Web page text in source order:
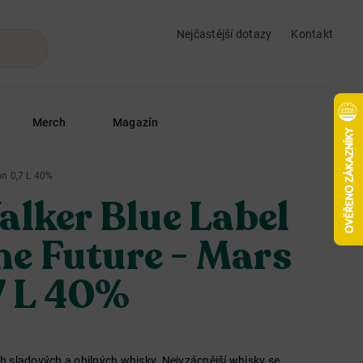
Nejčastější dotazy
Kontakt
Merch Magazín
0,7 L 40%
Blue Label
Future - Mars
40%